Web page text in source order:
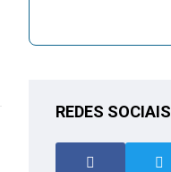
REDES SOCIAIS